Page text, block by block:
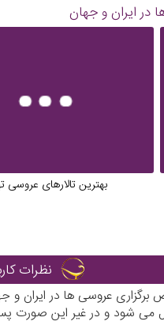
در ایران و جهان
بهترین تالارهای عروسی
نظرات
عروسی ها در ایران و
می شود و در غیر این صورت